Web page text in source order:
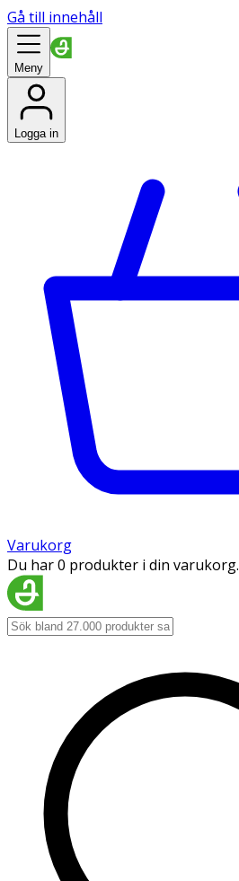
Gå till innehåll
Meny
Logga in
Varukorg
Du har 0 produkter i din varukorg.